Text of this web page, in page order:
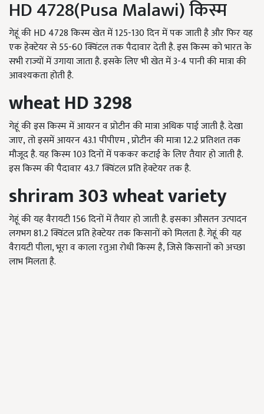
HD 4728(Pusa Malawi) किस्म
गेहूं की HD 4728 किस्म खेत में 125-130 दिन में पक जाती है और फिर यह
एक हेक्टेयर से 55-60 क्विंटल तक पैदावार देती है. इस किस्म को भारत के
सभी राज्यों में उगाया जाता है. इसके लिए भी खेत में 3-4 पानी की मात्रा की
आवश्यकता होती है.
wheat HD 3298
गेहूं की इस किस्म में आयरन व प्रोटीन की मात्रा अधिक पाई जाती है. देखा
जाए, तो इसमें आयरन 43.1 पीपीएम , प्रोटीन की मात्रा 12.2 प्रतिशत तक
मौजूद है. यह किस्म 103 दिनों में पककर कटाई के लिए तैयार हो जाती है.
इस किस्म की पैदावार 43.7 क्विंटल प्रति हेक्टेयर तक है.
shriram 303 wheat variety
गेहूं की यह वैरायटी 156 दिनों में तैयार हो जाती है. इसका औसतन उत्पादन
लगभग 81.2 क्विंटल प्रति हेक्टेयर तक किसानों को मिलता है. गेहूं की यह
वैरायटी पीला, भूरा व काला रतुआ रोधी किस्म है, जिसे किसानों को अच्छा
लाभ मिलता है.